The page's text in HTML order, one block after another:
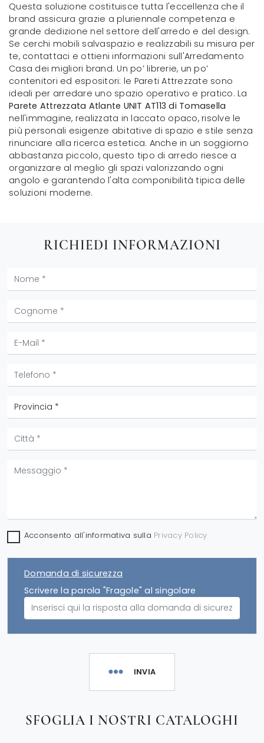
Questa soluzione costituisce tutta l'eccellenza che il
brand assicura grazie a pluriennale competenza e
grande dedizione nel settore dell'arredo e del design.
Se cerchi mobili salvaspazio e realizzabili su misura per
te, contattaci e ottieni informazioni sull'Arredamento
Casa dei migliori brand. Un po’ librerie, un po’
contenitori ed espositori: le Pareti Attrezzate sono
ideali per arredare uno spazio operativo e pratico. La
Parete Attrezzata Atlante UNIT AT113 di Tomasella
nell'immagine, realizzata in laccato opaco, risolve le
più personali esigenze abitative di spazio e stile senza
rinunciare alla ricerca estetica. Anche in un soggiorno
abbastanza piccolo, questo tipo di arredo riesce a
organizzare al meglio gli spazi valorizzando ogni
angolo e garantendo l'alta componibilità tipica delle
soluzioni moderne.
RICHIEDI INFORMAZIONI
Acconsento all'informativa sulla Privacy Policy
Domanda di sicurezza
Scrivere la parola "Fragole" al singolare
INVIA
SFOGLIA I NOSTRI CATALOGHI